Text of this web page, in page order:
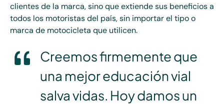
clientes de la marca, sino que extiende sus beneficios a
todos los motoristas del país, sin importar el tipo o
marca de motocicleta que utilicen.
Creemos firmemente que
una mejor educación vial
salva vidas. Hoy damos un